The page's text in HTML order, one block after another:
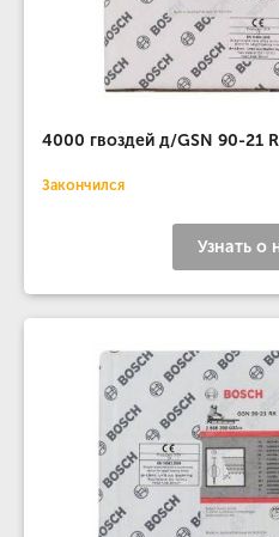
4000 гвоздей д/GSN 90-21
Закончился
Узнать о